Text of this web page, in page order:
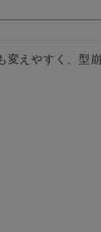
変えやすく、型